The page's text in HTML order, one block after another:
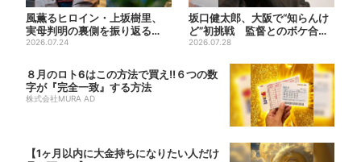
風薫るヒロイン・上坂樹里、
実母判明の裏側を振り返る
「どういうこと？って」
2026.07.24
坂口健太郎、大阪で“知らんけ
ど”初挑戦 監督とのボケ合戦
に会場ほっこり
2026.07.28
８月のロト6はこの方法で買え!!６つの数
字が『完全一致』する方法
株式会社MURA AD
【1ヶ月以内に大金持ちになりたい人だけ